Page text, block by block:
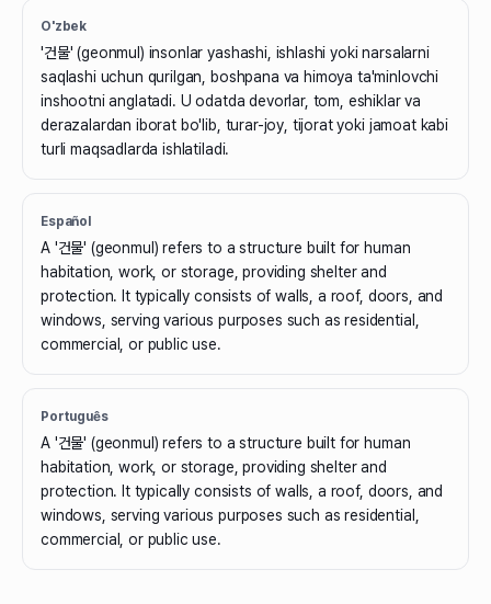
O'zbek
'건물' (geonmul) insonlar yashashi, ishlashi yoki narsalarni
saqlashi uchun qurilgan, boshpana va himoya ta'minlovchi
inshootni anglatadi. U odatda devorlar, tom, eshiklar va
derazalardan iborat bo'lib, turar-joy, tijorat yoki jamoat kabi
turli maqsadlarda ishlatiladi.
Español
A '건물' (geonmul) refers to a structure built for human
habitation, work, or storage, providing shelter and
protection. It typically consists of walls, a roof, doors, and
windows, serving various purposes such as residential,
commercial, or public use.
Português
A '건물' (geonmul) refers to a structure built for human
habitation, work, or storage, providing shelter and
protection. It typically consists of walls, a roof, doors, and
windows, serving various purposes such as residential,
commercial, or public use.